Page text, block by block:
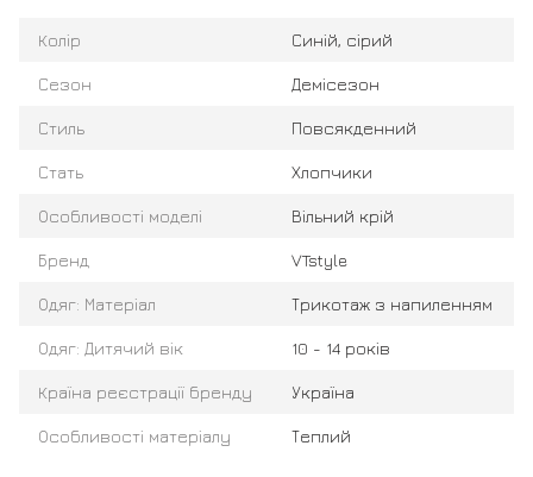
Колір Синій, сірий
Сезон Демісезон
Стиль Повсякденний
Стать Хлопчики
Особливості моделі Вільний крій
Бренд VTstyle
Одяг: Матеріал Трикотаж з напиленням
Одяг: Дитячий вік 10 - 14 років
Країна реєстрації бренду Україна
Особливості матеріалу Теплий